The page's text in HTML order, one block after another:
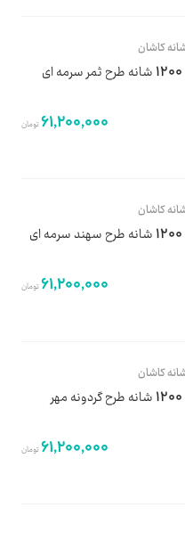
61,200,000تومان
61,200,000تومان
فرش ماشینی 1200 شانه طرح گردونه مهر
61,200,000تومان